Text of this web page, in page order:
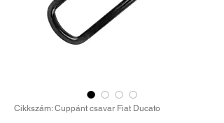
Cikkszám: Cuppánt csavar Fiat Ducato